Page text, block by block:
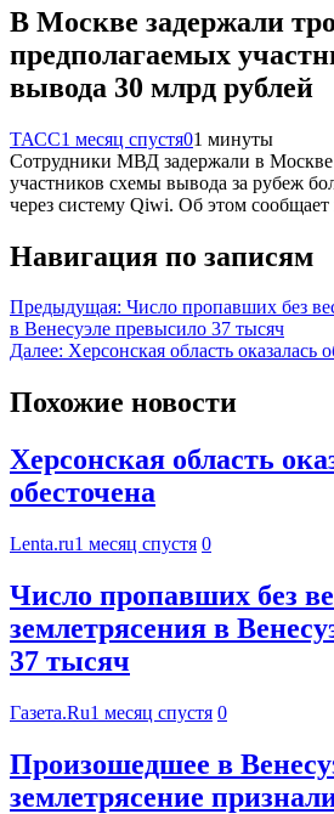
В Москве задержали
предполагаемых
вывода 30 млрд рублей
ТАСС1 месяц спустя01 минуты
Сотрудники МВД задержали в Москве
участников схемы вывода за рубеж
через систему Qiwi. Об этом
Навигация по записям
Предыдущая: Число пропавших без
в Венесуэле превысило 37 тысяч
Далее: Херсонская область оказалась
Похожие новости
Херсонская область
обесточена
Lenta.ru1 месяц спустя 0
Число пропавших без
землетрясения в
37 тысяч
Газета.Ru1 месяц спустя 0
Произошедшее в
землетрясение